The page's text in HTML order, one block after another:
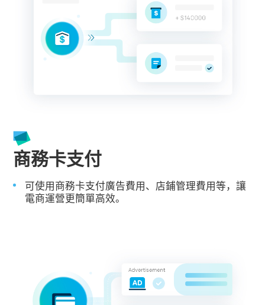
商務卡支付
可使用商務卡支付廣告費用、店鋪管理費用等，讓
電商運營更簡單高效。